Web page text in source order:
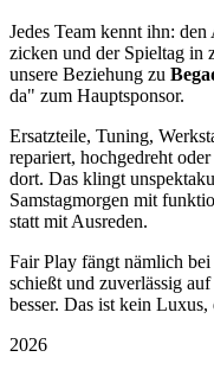
Jedes Team kennt ihn:
zicken und der Spieltag in
unsere Beziehung zu
da" zum Hauptsponsor.
Ersatzteile, Tuning,
repariert, hochgedreht
dort. Das klingt
Samstagmorgen mit
statt mit Ausreden.
Fair Play fängt nämlich
schießt und zuverlässig
besser. Das ist kein
2026